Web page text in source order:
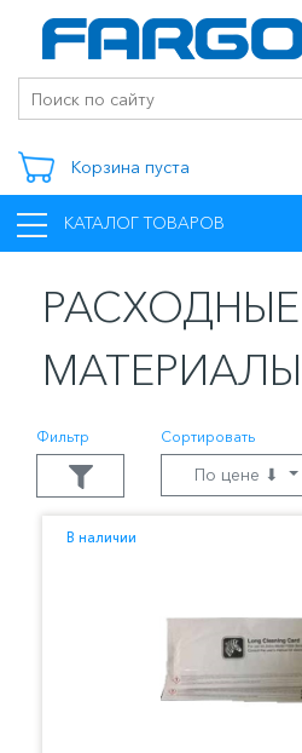
Корзина пуста
КАТАЛОГ ТОВАРОВ
РАСХОДНЫЕ
МАТЕРИАЛЫ
Фильтр Сортировать
По цене ⬇
В наличии